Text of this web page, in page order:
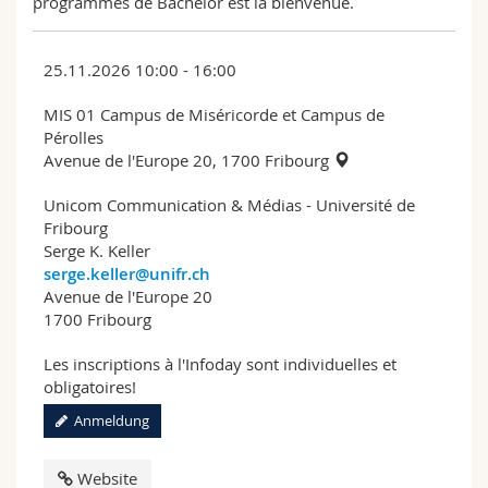
25.11.2026 10:00 - 16:00
MIS 01 Campus de Miséricorde et Campus de
Pérolles
Avenue de l'Europe 20, 1700 Fribourg
Unicom Communication & Médias - Université de
Fribourg
Serge K. Keller
serge.keller@unifr.ch
Avenue de l'Europe 20
1700 Fribourg
Les inscriptions à l'Infoday sont individuelles et
obligatoires!
Anmeldung
Website